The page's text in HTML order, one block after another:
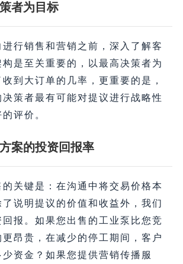
者为目标
行销售和营销之前，深入了解客
构是至关重要的，以最高决策者为
到大订单的几率，更重要的是，
策者最有可能对提议进行战略性
评价。
案的投资回报率
关键是：在沟通中将交易价格本
说明提议的价值和收益外，我们
报。如果您出售的工业泵比您竞
昂贵，在减少的停工期间，客户
资金？如果您提供营销传播服